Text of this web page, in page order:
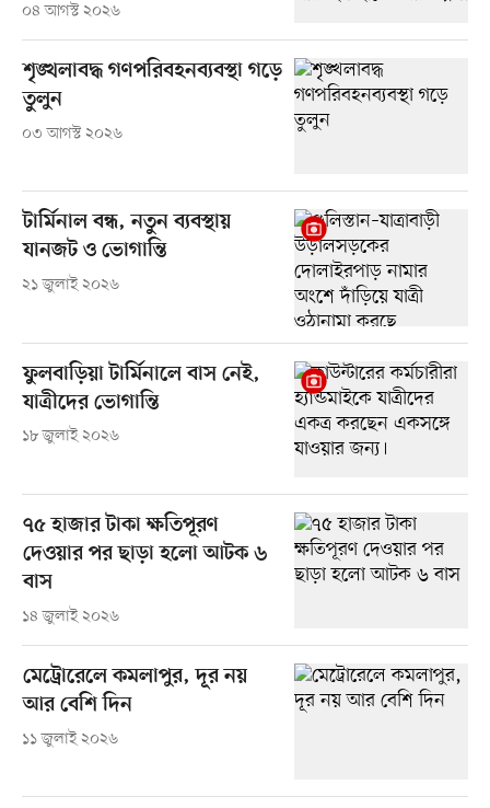
০৪ আগস্ট ২০২৬
শৃঙ্খলাবদ্ধ গণপরিবহনব্যবস্থা গড়ে
তুলুন
০৩ আগস্ট ২০২৬
টার্মিনাল বন্ধ, নতুন ব্যবস্থায়
যানজট ও ভোগান্তি
২১ জুলাই ২০২৬
ফুলবাড়িয়া টার্মিনালে বাস নেই,
যাত্রীদের ভোগান্তি
১৮ জুলাই ২০২৬
৭৫ হাজার টাকা ক্ষতিপূরণ
দেওয়ার পর ছাড়া হলো আটক ৬
বাস
১৪ জুলাই ২০২৬
মেট্রোরেলে কমলাপুর, দূর নয়
আর বেশি দিন
১১ জুলাই ২০২৬